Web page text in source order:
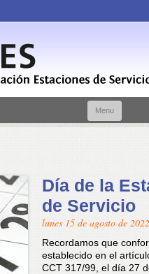
Menu
Día de la
de Servicio
lunes 15 de agosto de 2022
Recordamos que
establecido en el
CCT 317/99, el día 27